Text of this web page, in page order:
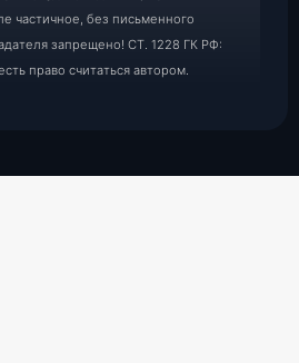
частичное, без письменного
запрещено! СТ. 1228 ГК РФ:
право считаться автором.